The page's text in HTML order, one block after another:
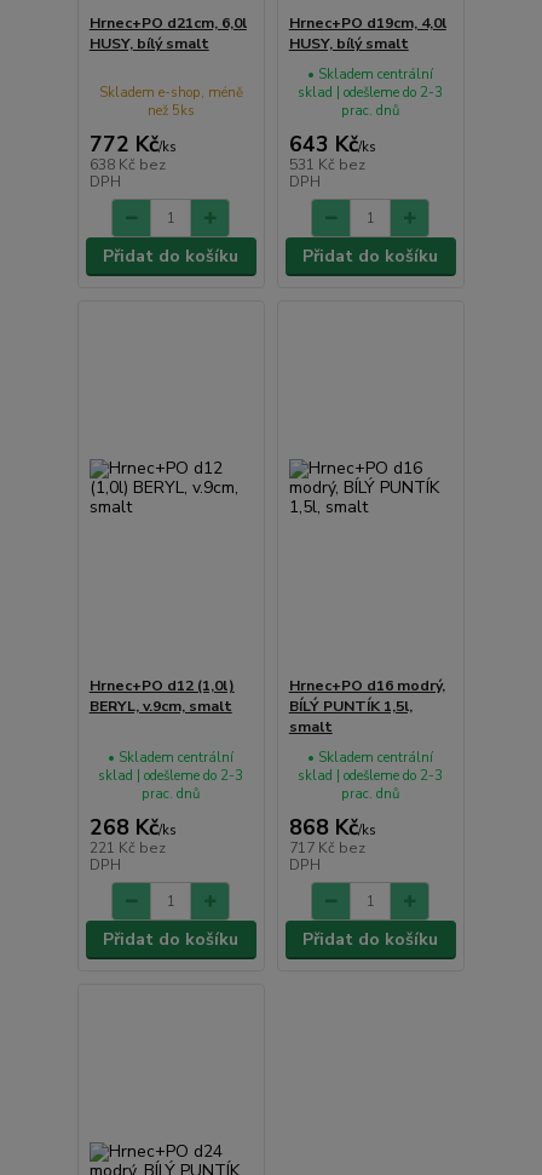
Hrnec+PO d21cm, 6,0l
HUSY, bílý smalt
772 Kč/ks
638 Kč bez
DPH
Skladem e-shop, méně
než 5ks
Přidat do košíku
Hrnec+PO d19cm, 4,0l
HUSY, bílý smalt
643 Kč/ks
531 Kč bez
DPH
• Skladem centrální
sklad | odešleme do 2-3
prac. dnů
Přidat do košíku
Hrnec+PO d12 (1,0l)
BERYL, v.9cm, smalt
268 Kč/ks
221 Kč bez
DPH
• Skladem centrální
sklad | odešleme do 2-3
prac. dnů
Přidat do košíku
Hrnec+PO d16 modrý,
BÍLÝ PUNTÍK 1,5l,
smalt
868 Kč/ks
717 Kč bez
DPH
• Skladem centrální
sklad | odešleme do 2-3
prac. dnů
Přidat do košíku